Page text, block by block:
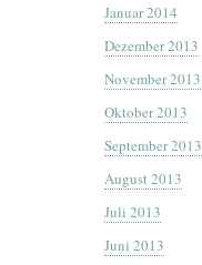
Januar 2014
Dezember 2013
November 2013
Oktober 2013
September 2013
August 2013
Juli 2013
Juni 2013